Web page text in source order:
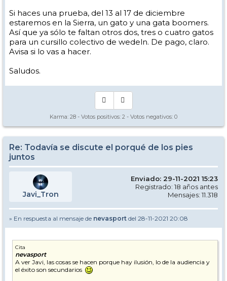
Si haces una prueba, del 13 al 17 de diciembre
estaremos en la Sierra, un gato y una gata boomers.
Así que ya sólo te faltan otros dos, tres o cuatro gatos
para un cursillo colectivo de wedeln. De pago, claro.
Avisa si lo vas a hacer.
Saludos.
Karma: 28 - Votos positivos: 2 - Votos negativos: 0
Re: Todavía se discute el porqué de los pies
juntos
Javi_Tron
Enviado: 29-11-2021 15:23
Registrado: 18 años antes
Mensajes: 11.318
» En respuesta al mensaje de nevasport del 28-11-2021 20:08
Cita
nevasport
A ver Javi, las cosas se hacen porque hay ilusión, lo de la audiencia y
el éxito son secundarios